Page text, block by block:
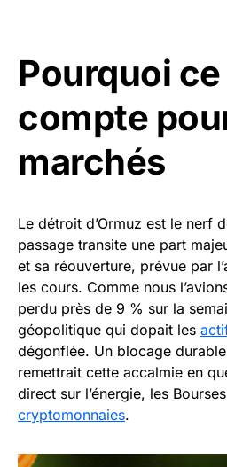
Pourquoi
compte
marchés
Le détroit d’Ormuz est le nerf
passage transite une part
et sa réouverture, prévue par
les cours. Comme nous
perdu près de 9 % sur la
géopolitique qui dopait les
dégonflée. Un blocage
remettrait cette accalmie en
direct sur l’énergie, les
cryptomonnaies.